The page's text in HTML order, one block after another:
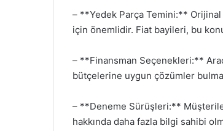
– **Yedek Parça Temini:** Orijinal
için önemlidir. Fiat bayileri, bu
– **Finansman Seçenekleri:**
bütçelerine uygun çözümler
– **Deneme Sürüşleri:**
hakkında daha fazla bilgi sahibi